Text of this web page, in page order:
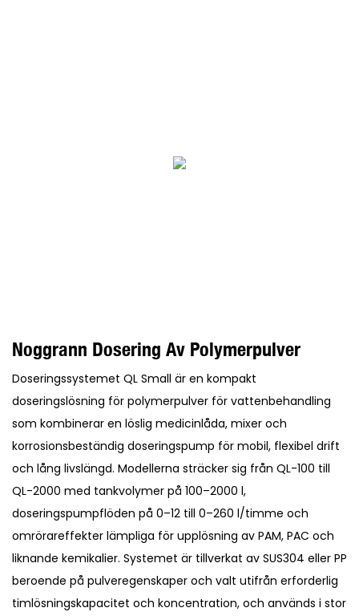
Noggrann Dosering Av Polymerpulver
Doseringssystemet QL Small är en kompakt
doseringslösning för polymerpulver för vattenbehandling
som kombinerar en löslig medicinlåda, mixer och
korrosionsbeständig doseringspump för mobil, flexibel drift
och lång livslängd. Modellerna sträcker sig från QL-100 till
QL-2000 med tankvolymer på 100–2000 l,
doseringspumpflöden på 0–12 till 0–260 l/timme och
omrörareffekter lämpliga för upplösning av PAM, PAC och
liknande kemikalier. Systemet är tillverkat av SUS304 eller PP
beroende på pulveregenskaper och valt utifrån erforderlig
timlösningskapacitet och koncentration, och används i stor